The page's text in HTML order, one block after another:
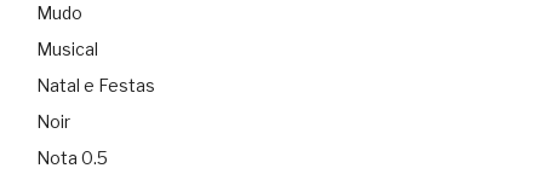
Mudo
Musical
Natal e Festas
Noir
Nota 0.5